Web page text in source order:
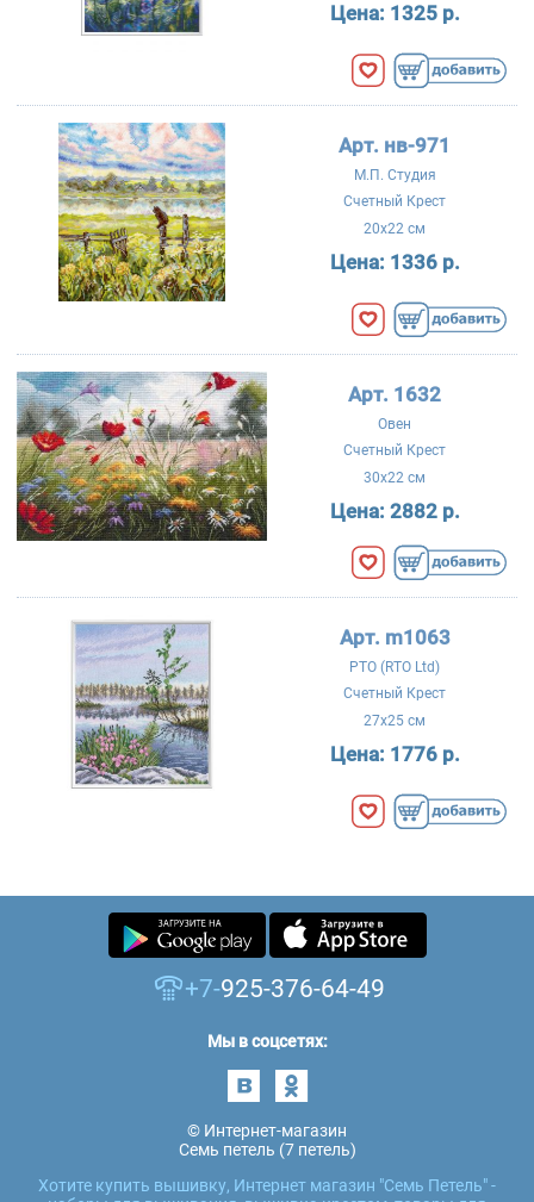
Цена: 1325 р.
Арт. нв-971
М.П. Студия
Счетный Крест
20x22 см
Цена: 1336 р.
Арт. 1632
Овен
Счетный Крест
30x22 см
Цена: 2882 р.
Арт. m1063
РТО (RTO Ltd)
Счетный Крест
27x25 см
Цена: 1776 р.
+7-925-376-64-49
Мы в соцсетях:
© Интернет-магазин
Семь петель (7 петель)
Хотите купить вышивку, Интернет магазин "Семь Петель" -